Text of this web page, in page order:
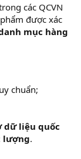
các QCVN
được xác
mục hàng
chuẩn;
dữ liệu quốc
lượng.